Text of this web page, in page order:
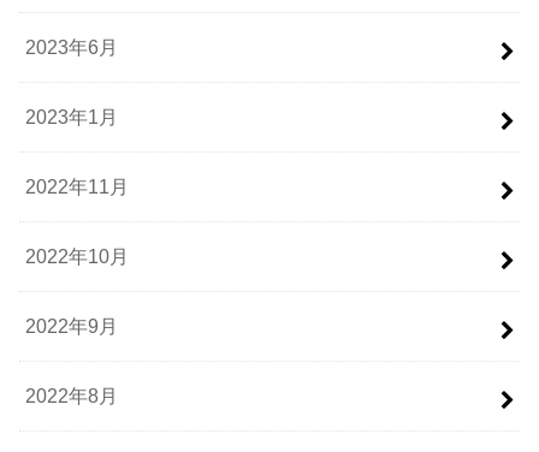
2023年6月
2023年1月
2022年11月
2022年10月
2022年9月
2022年8月